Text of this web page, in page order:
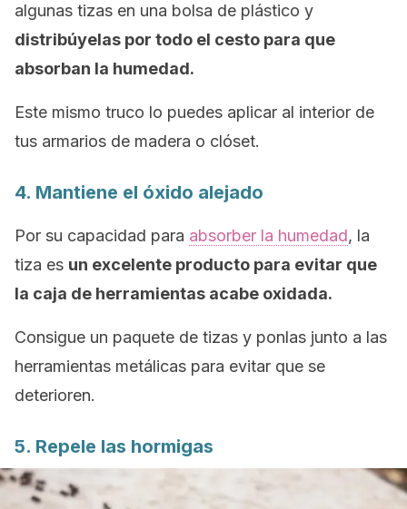
algunas tizas en una bolsa de plástico y
distribúyelas por todo el cesto para que
absorban la humedad.
Este mismo truco lo puedes aplicar al interior de
tus armarios de madera o clóset.
4. Mantiene el óxido alejado
Por su capacidad para absorber la humedad, la
tiza es un excelente producto para evitar que
la caja de herramientas acabe oxidada.
Consigue un paquete de tizas y ponlas junto a las
herramientas metálicas para evitar que se
deterioren.
5. Repele las hormigas